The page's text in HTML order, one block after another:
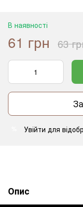
В наявності
61 грн 63
Увійти для
Опис